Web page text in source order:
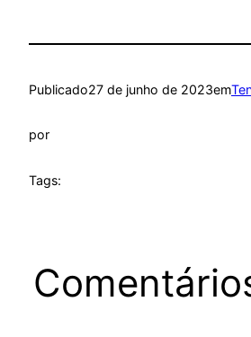
Publicado27 de junho de 2023em
por
Tags: